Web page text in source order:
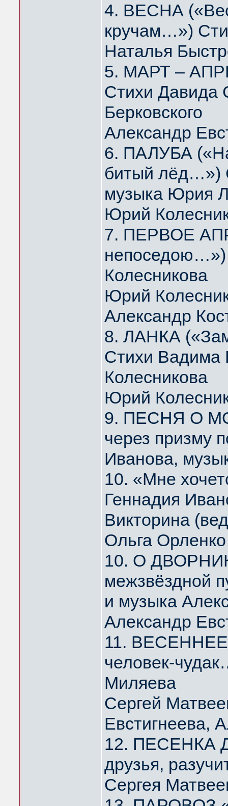
4. ВЕСНА
кручам…»)
Наталья
5. МАРТ –
Стихи Давида
Берковского
Александр
6. ПАЛУБА
битый лёд…»)
музыка Юрия
Юрий
7. ПЕРВОЕ
Колесникова
Юрий
Александр
8. ЛАНКА
Стихи Вадима
Колесникова
Юрий
9. ПЕСНЯ О
через призму
Иванова,
10. «Мне
Геннадия
Викторина
Ольга Орленко
10. О
межзвёздной
и музыка
Александр
11. ВЕСЕННЕЕ
человек-
Миляева
Сергей
Евстигнеева,
12. ПЕСЕНКА
друзья,
Сергея